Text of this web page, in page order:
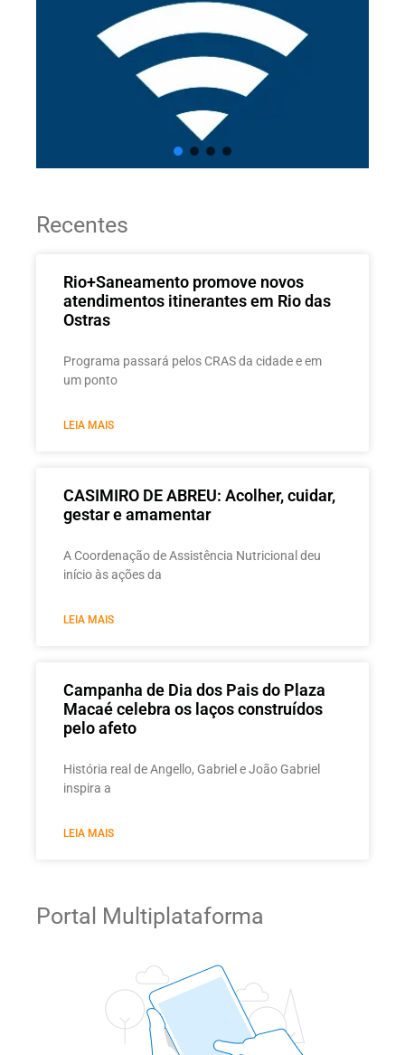
Recentes
Rio+Saneamento promove novos
atendimentos itinerantes em Rio das
Ostras
Programa passará pelos CRAS da cidade e em
um ponto
LEIA MAIS
CASIMIRO DE ABREU: Acolher, cuidar,
gestar e amamentar
A Coordenação de Assistência Nutricional deu
início às ações da
LEIA MAIS
Campanha de Dia dos Pais do Plaza
Macaé celebra os laços construídos
pelo afeto
História real de Angello, Gabriel e João Gabriel
inspira a
LEIA MAIS
Portal Multiplataforma